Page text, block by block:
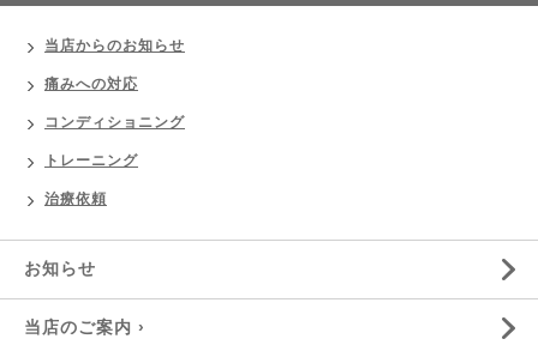
当店からのお知らせ
痛みへの対応
コンディショニング
トレーニング
治療依頼
お知らせ
当店のご案内 ›